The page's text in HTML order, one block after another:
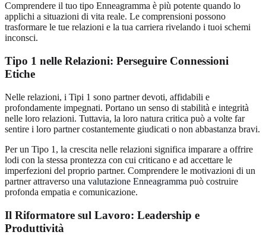
Comprendere il tuo tipo Enneagramma è più potente quando lo
applichi a situazioni di vita reale. Le comprensioni possono
trasformare le tue relazioni e la tua carriera rivelando i tuoi schemi
inconsci.
Tipo 1 nelle Relazioni: Perseguire Connessioni
Etiche
Nelle relazioni, i Tipi 1 sono partner devoti, affidabili e
profondamente impegnati. Portano un senso di stabilità e integrità
nelle loro relazioni. Tuttavia, la loro natura critica può a volte far
sentire i loro partner costantemente giudicati o non abbastanza bravi.
Per un Tipo 1, la crescita nelle relazioni significa imparare a offrire
lodi con la stessa prontezza con cui criticano e ad accettare le
imperfezioni del proprio partner. Comprendere le motivazioni di un
partner attraverso una valutazione Enneagramma può costruire
profonda empatia e comunicazione.
Il Riformatore sul Lavoro: Leadership e
Produttività